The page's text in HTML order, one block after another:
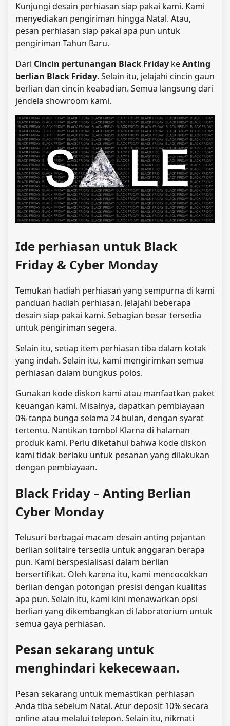
Kunjungi desain perhiasan siap pakai kami. Kami
menyediakan pengiriman hingga Natal. Atau,
pesan perhiasan siap pakai apa pun untuk
pengiriman Tahun Baru.
Dari Cincin pertunangan Black Friday keAnting
berlian Black Friday. Selain itu, jelajahi cincin gaun
berlian dan cincin keabadian. Semua langsung dari
jendela showroom kami.
Ide perhiasan untuk Black
Friday & Cyber ​​Monday
Temukan hadiah perhiasan yang sempurna di kami
panduan hadiah perhiasan. Jelajahi beberapa
desain siap pakai kami. Sebagian besar tersedia
untuk pengiriman segera.
Selain itu, setiap item perhiasan tiba dalam kotak
yang indah. Selain itu, kami mengirimkan semua
perhiasan dalam bungkus polos.
Gunakan kode diskon kami atau manfaatkan paket
keuangan kami. Misalnya, dapatkan pembiayaan
0% tanpa bunga selama 24 bulan, dengan syarat
tertentu. Nantikan tombol Klarna di halaman
produk kami. Perlu diketahui bahwa kode diskon
kami tidak berlaku untuk pesanan yang dilakukan
dengan pembiayaan.
Black Friday – Anting Berlian
Cyber ​​Monday
Telusuri berbagai macam desain anting pejantan
berlian solitairetersedia untuk anggaran berapa
pun. Kami berspesialisasi dalam berlian
bersertifikat. Oleh karena itu, kami mencocokkan
berlian dengan potongan presisi dengan kualitas
apa pun. Selain itu, kami kini menawarkan opsi
berlian yang dikembangkan di laboratorium untuk
semua gaya perhiasan.
Pesan sekarang untuk
menghindari kekecewaan.
Pesan sekarang untuk memastikan perhiasan
Anda tiba sebelum Natal. Atur deposit 10% secara
online atau melalui telepon. Selain itu, nikmati